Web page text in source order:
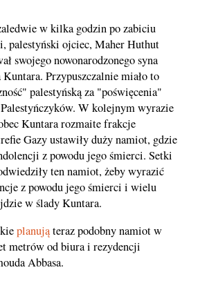
w kilka godzin po zabiciu
palestyński ojciec, Maher Huthut
swojego nowonarodzonego syna
Przypuszczalnie miało to
palestyńską za "poświęcenia"
W kolejnym wyrazie
Kuntara rozmaite frakcje
Gazy ustawiły duży namiot, gdzie
z powodu jego śmierci. Setki
ten namiot, żeby wyrazić
z powodu jego śmierci i wielu
w ślady Kuntara.
planująteraz podobny namiot w
metrów od biura i rezydencji
Abbasa.